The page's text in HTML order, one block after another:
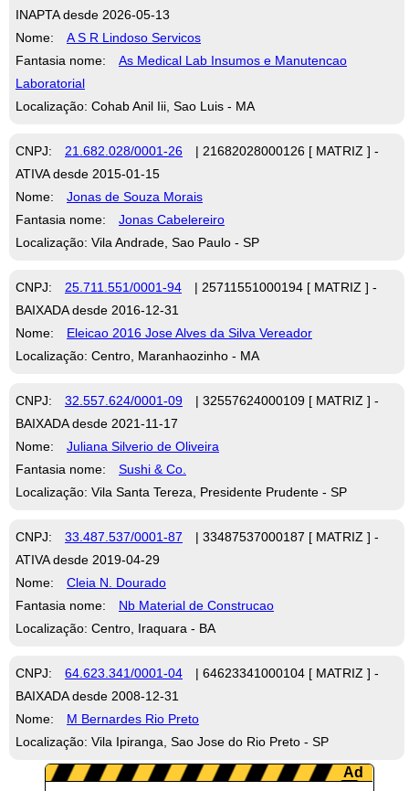
INAPTA desde 2026-05-13
Nome:
A S R Lindoso Servicos
Fantasia nome:
As Medical Lab Insumos e Manutencao
Laboratorial
Localização: Cohab Anil Iii, Sao Luis - MA
CNPJ: 21.682.028/0001-26
| 21682028000126 [ MATRIZ ] -
ATIVA desde 2015-01-15
Nome:
Jonas de Souza Morais
Fantasia nome:
Jonas Cabelereiro
Localização: Vila Andrade, Sao Paulo - SP
CNPJ: 25.711.551/0001-94
| 25711551000194 [ MATRIZ ] -
BAIXADA desde 2016-12-31
Nome:
Eleicao 2016 Jose Alves da Silva Vereador
Localização: Centro, Maranhaozinho - MA
CNPJ: 32.557.624/0001-09
| 32557624000109 [ MATRIZ ] -
BAIXADA desde 2021-11-17
Nome:
Juliana Silverio de Oliveira
Fantasia nome:
Sushi & Co.
Localização: Vila Santa Tereza, Presidente Prudente - SP
CNPJ: 33.487.537/0001-87
| 33487537000187 [ MATRIZ ] -
ATIVA desde 2019-04-29
Nome:
Cleia N. Dourado
Fantasia nome:
Nb Material de Construcao
Localização: Centro, Iraquara - BA
CNPJ: 64.623.341/0001-04
| 64623341000104 [ MATRIZ ] -
BAIXADA desde 2008-12-31
Nome:
M Bernardes Rio Preto
Localização: Vila Ipiranga, Sao Jose do Rio Preto - SP